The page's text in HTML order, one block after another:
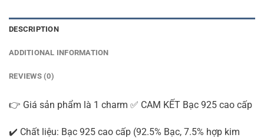
DESCRIPTION
ADDITIONAL INFORMATION
REVIEWS (0)
👉 Giá sản phẩm là 1 charm ✅ CAM KẾT Bạc 925 cao cấp
✔️ Chất liệu: Bạc 925 cao cấp (92.5% Bạc, 7.5% hợp kim